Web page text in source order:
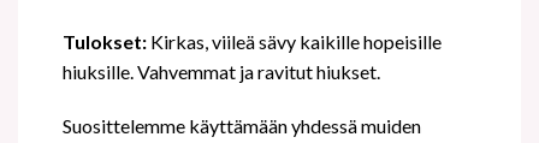
Tulokset:Kirkas, viileä sävy kaikille hopeisille
hiuksille. Vahvemmat ja ravitut hiukset.
Suosittelemme käyttämään yhdessä muiden